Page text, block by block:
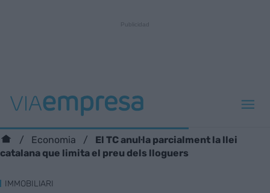
Economia
El TC anul·la parcialment la llei
catalana que limita el preu dels lloguers
IMMOBILIARI